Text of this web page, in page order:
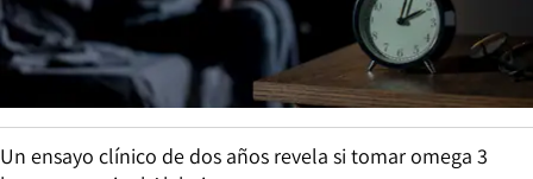
Un ensayo clínico de dos años revela si tomar omega 3